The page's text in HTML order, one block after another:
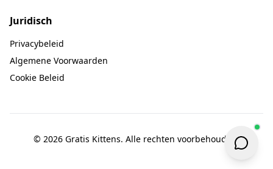
Juridisch
Privacybeleid
Algemene Voorwaarden
Cookie Beleid
© 2026 Gratis Kittens. Alle rechten voorbehouden.